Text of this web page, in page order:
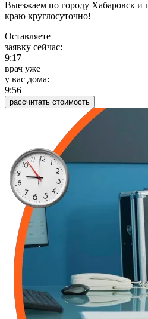
Выезжаем по городу Хабаровск и
краю круглосуточно!
Оставляете
заявку сейчас:
9:17
врач уже
у вас дома:
9:56
рассчитать стоимость